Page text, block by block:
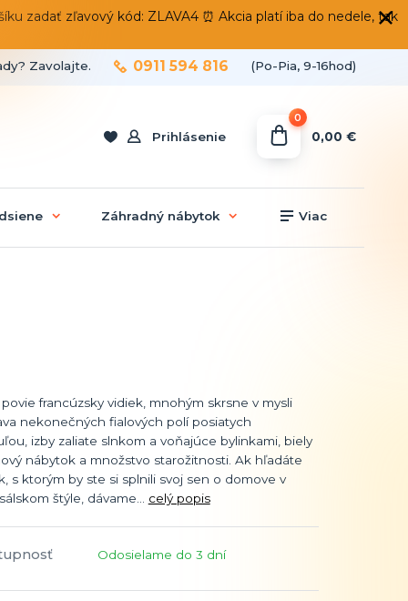
zadať zľavový kód: ZLAVA4 ⏰ Akcia platí iba do nedele, tak
Prihlásenie
Zavolajte. 0911 594 816 (Po-Pia, 9-16hod)
0
0,00 €
Záhradný nábytok Viac
povie francúzsky vidiek, mnohým skrsne v mysli
nekonečných fialových polí posiatych
izby zaliate slnkom a voňajúce bylinkami, biely
nábytok a množstvo starožitnosti. Ak hľadáte
s ktorým by ste si splnili svoj sen o domove v
štýle, dávame... celý popis
Odosielame do 3 dní